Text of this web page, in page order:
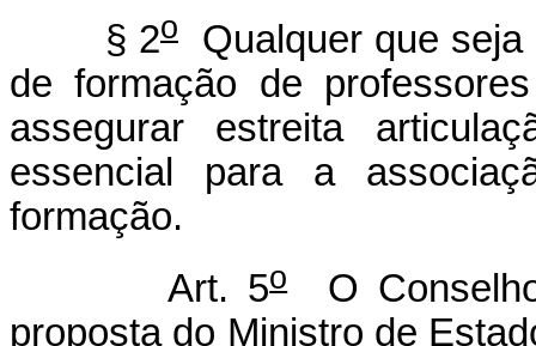
§ 2o
Qualquer que
de formação de
assegurar estreita
essencial para a
formação.
Art. 5oO Conselho
proposta do Ministro de